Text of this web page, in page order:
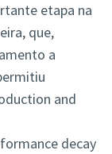
etapa na
que,
a
and
decay